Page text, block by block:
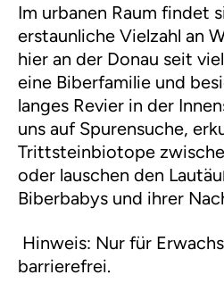
Im urbanen Raum findet
erstaunliche Vielzahl an
hier an der Donau seit
eine Biberfamilie und
langes Revier in der
uns auf Spurensuche,
Trittsteinbiotope
oder lauschen den
Biberbabys und ihrer
Hinweis: Nur für
barrierefrei.